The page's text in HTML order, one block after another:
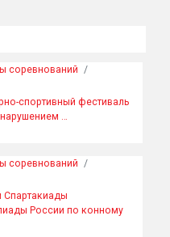
соревнований
/
спортивный фестиваль
…
соревнований
/
Спартакиады
России по конному